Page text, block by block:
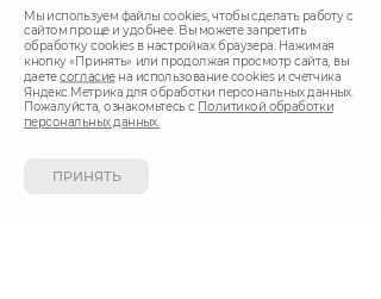
Город Ижевск, Казань
Доставка ежедневно с 9.00 до 22.00
СПОСОБ ОПЛАТЫ
Мы используем файлы cookies, чтобы сделать работу с
сайтом проще и удобнее. Вы можете запретить
обработку сookies в настройках браузера. Нажимая
кнопку «Принять» или продолжая просмотр сайта, вы
даетесогласиена использование cookies и счетчика
Яндекс.Метрика для обработки персональных данных.
Пожалуйста, ознакомьтесь с Политикой обработки
персональных данных.
ПРИНЯТЬ